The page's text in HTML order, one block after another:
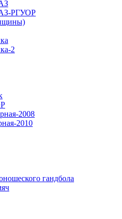
РГУОР
2
2008
2010
гандбола